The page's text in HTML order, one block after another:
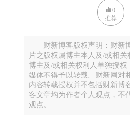
上的地方税。二是法律意
方政府有立法权、管理权
体制意义上的地方税
变化而变化，财政体制调
是地方税，划给中央的是
有体制意义上的地方税，
律意义上的地方税。这是研
0
推荐
财新博客版权声明：财新博
片之版权属博主本人及/或相关
博主及/或相关权利人单独授权
媒体不得予以转载。财新网对
内容转载授权并不包括财新博
客文章均为作者个人观点，不
观点。